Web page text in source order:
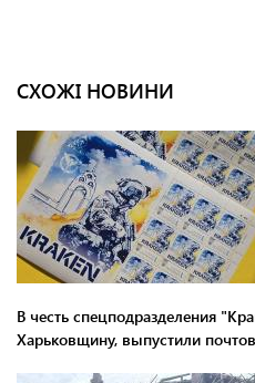
СХОЖІ НОВИНИ
В честь спецподразделения
Харьковщину, выпустили